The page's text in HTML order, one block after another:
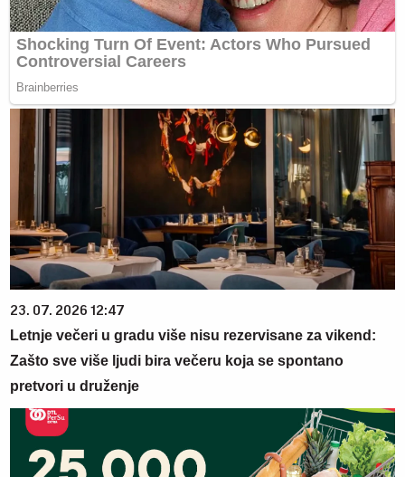
23. 07. 2026 12:47
Letnje večeri u gradu više nisu rezervisane za vikend:
Zašto sve više ljudi bira večeru koja se spontano
pretvori u druženje